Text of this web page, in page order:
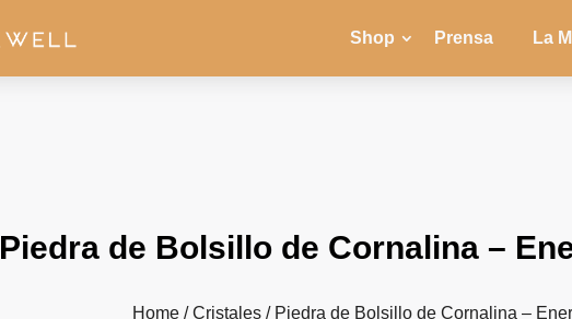
Shop Prensa La
Piedra de Bolsillo de Cornalina –
Home /Cristales / Piedra de Bolsillo de Cornalina –